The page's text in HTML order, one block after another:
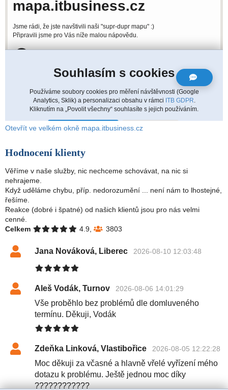
Otevřít ve velkém okně mapa.itbusiness.cz
Hodnocení klienty
Věříme v naše služby, nic nechceme schovávat, na nic si
nehrajeme.
Když uděláme chybu, příp. nedorozumění ... není nám to lhostejné,
řešíme.
Reakce (dobré i špatné) od našich klientů jsou pro nás velmi
cenné.
Celkem
4.9, 3803
Jana Nováková, Liberec 2026-08-10 12:03:48
Aleš Vodák, Turnov 2026-08-06 14:01:29
Vše proběhlo bez problémů dle domluveného
termínu. Děkuji, Vodák
Zdeňka Linková, Vlastibořice 2026-08-05 12:22:28
Moc děkuji za včasné a hlavně vřelé vyřízení mého
dotazu k problému. Ještě jednou moc díky
????????????